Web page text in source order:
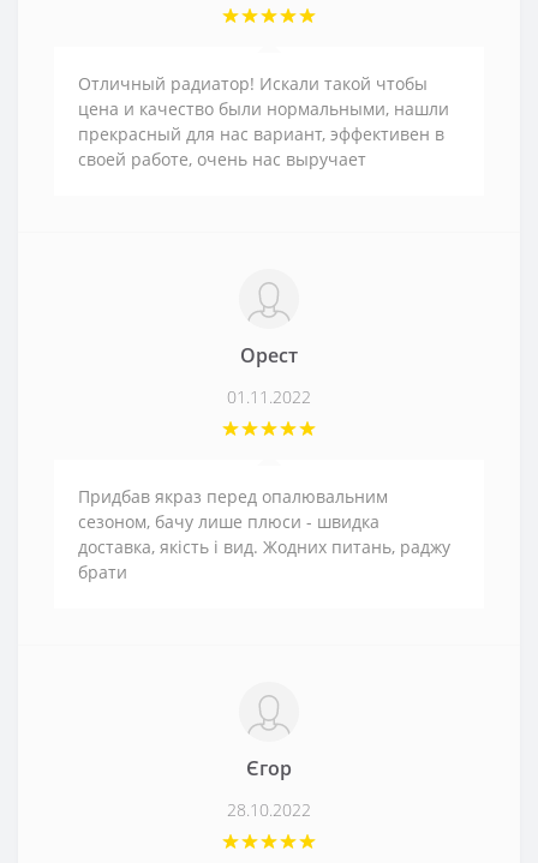
Отличный радиатор! Искали такой чтобы
цена и качество были нормальными, нашли
прекрасный для нас вариант, эффективен в
своей работе, очень нас выручает
Орест
01.11.2022
Придбав якраз перед опалювальним
сезоном, бачу лише плюси - швидка
доставка, якість і вид. Жодних питань, раджу
брати
Єгор
28.10.2022